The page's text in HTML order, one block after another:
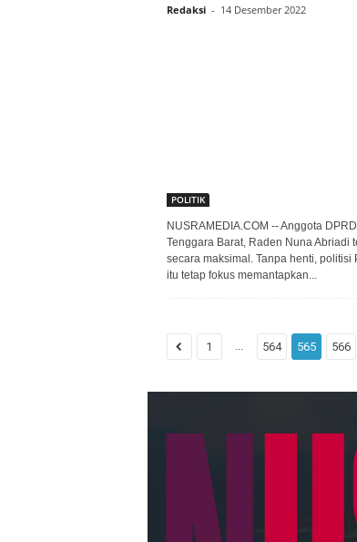
Redaksi - 14 Desember 2022
POLITIK
NUSRAMEDIA.COM -- Anggota
Tenggara Barat, Raden Nuna Abriadi
secara maksimal. Tanpa henti, politisi
itu tetap fokus memantapkan...
1 ... 564 565 566